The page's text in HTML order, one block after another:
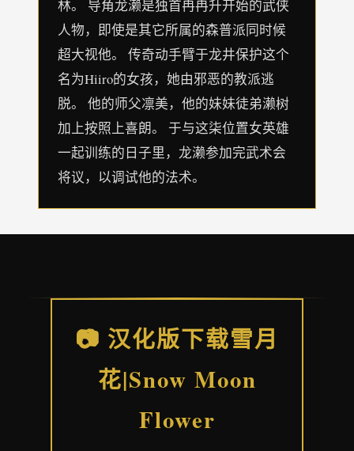
林。 导角龙濑是独首冉冉升开始的武侠
人物，即使是其它所属的森普派同时候
超大视他。 传奇动手臂于龙井保护这个
名为Hiiro的女孩，她由邪恶的教派逃
脱。 他的师父凛美，他的妹妹徒弟濑树
加上按照上喜朗。 于与这柒位置女英雄
一起训练的日子里，龙濑参加完武术会
将议，以调试他的法术。
📷 汉化版下载雪月
花|Snow Moon
Flower